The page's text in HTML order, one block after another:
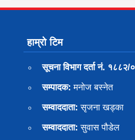
हाम्रो टिम
सूचना विभाग दर्ता नं.
सम्पादक: मनोज बस्नेत
सम्वाददाता: सृजना खड्का
सम्वाददाता: सुवास पाैडेल